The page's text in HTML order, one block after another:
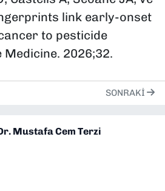
link early-onset
to pesticide
2026;32.
SONRAKI
Mustafa Cem Terzi